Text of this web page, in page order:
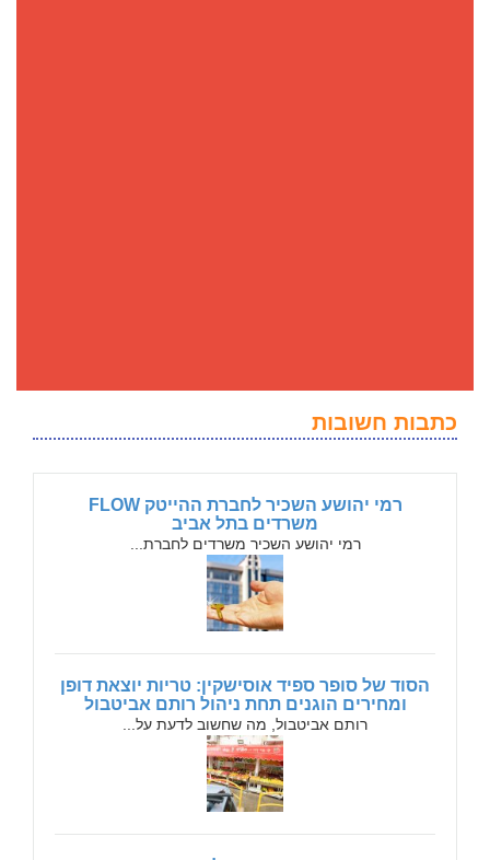
כתבות חשובות
רמי יהושע השכיר לחברת ההייטק FLOW
משרדים בתל אביב
רמי יהושע השכיר משרדים לחברת...
הסוד של סופר ספיד אוסישקין: טריות יוצאת דופן
ומחירים הוגנים תחת ניהול רותם אביטבול
רותם אביטבול, מה שחשוב לדעת על...